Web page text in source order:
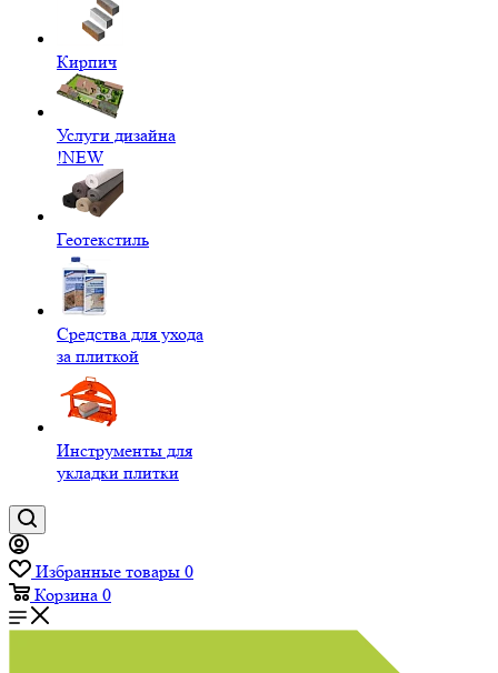
Кирпич
Услуги дизайна
!NEW
Геотекстиль
Средства для ухода
за плиткой
Инструменты для
укладки плитки
Избранные товары 0
Корзина 0